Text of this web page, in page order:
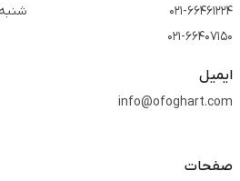
021-66461224
021-66407150
شنبه تا
ایمیل
info@ofoghart.com
صفحات